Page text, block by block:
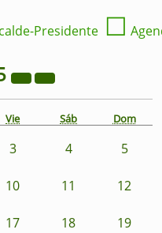
Presidente ☐
Vie Sáb Dom
3 4 5
10 11 12
17 18 19